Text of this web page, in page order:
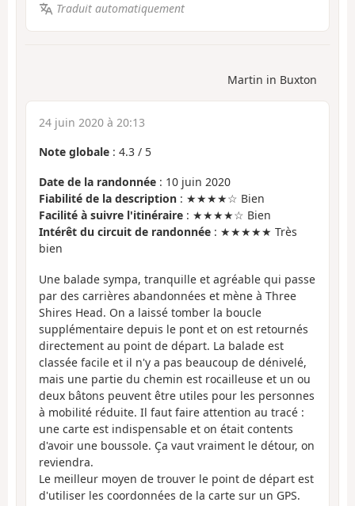
Traduit automatiquement
Martin in Buxton
24 juin 2020 à 20:13
Note globale : 4.3 / 5
Date de la randonnée : 10 juin 2020
Fiabilité de la description : ★★★★☆ Bien
Facilité à suivre l'itinéraire : ★★★★☆ Bien
Intérêt du circuit de randonnée : ★★★★★ Très
bien
Une balade sympa, tranquille et agréable qui passe
par des carrières abandonnées et mène à Three
Shires Head. On a laissé tomber la boucle
supplémentaire depuis le pont et on est retournés
directement au point de départ. La balade est
classée facile et il n'y a pas beaucoup de dénivelé,
mais une partie du chemin est rocailleuse et un ou
deux bâtons peuvent être utiles pour les personnes
à mobilité réduite. Il faut faire attention au tracé :
une carte est indispensable et on était contents
d'avoir une boussole. Ça vaut vraiment le détour, on
reviendra.
Le meilleur moyen de trouver le point de départ est
d'utiliser les coordonnées de la carte sur un GPS.